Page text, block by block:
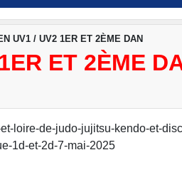
UV1 / UV2 1ER ET 2ÈME DAN
ET 2ÈME
loire-de-judo-jujitsu-kendo-et-
1d-et-2d-7-mai-2025